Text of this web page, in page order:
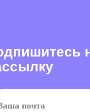
показываем концепты
и каждый день делаем рынок